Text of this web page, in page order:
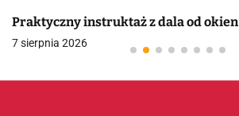
Praktyczny instruktaż z dala od okien
7 sierpnia 2026